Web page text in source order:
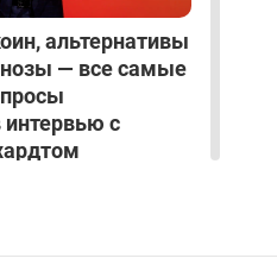
альтернативы
— все самые
с
интервью